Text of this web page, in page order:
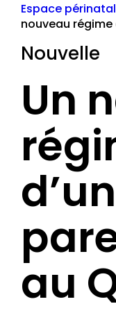
Espace
nouveau
Nouvelle
Un
au